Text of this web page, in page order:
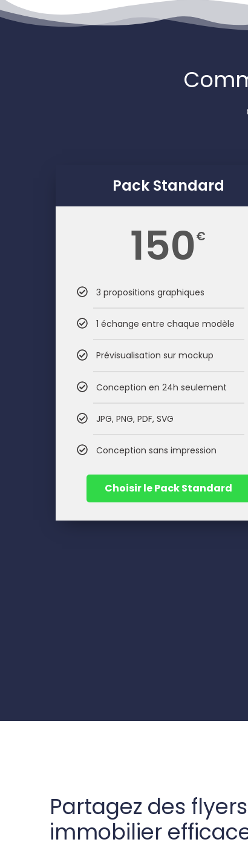
Pack Standard
150€
3 propositions graphiques
1 échange entre chaque modèle
Prévisualisation sur mockup
Conception en 24h seulement
JPG, PNG, PDF, SVG
Conception sans impression
Choisir le Pack Standard
Partagez des
immobilier